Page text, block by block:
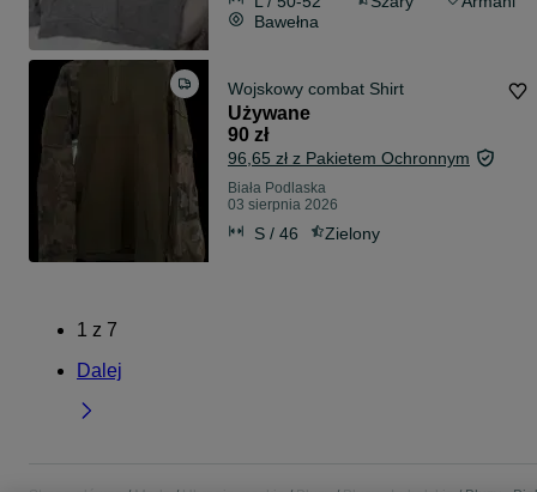
Bawełna
Wojskowy combat Shirt
Używane
90 zł
96,65 zł z Pakietem Ochronnym
Biała Podlaska
03 sierpnia 2026
S / 46 Zielony
1 z 7
Dalej